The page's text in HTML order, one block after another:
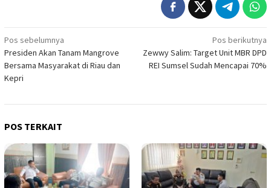
Navigasi
pos
Pos sebelumnya
Presiden Akan Tanam Mangrove
Bersama Masyarakat di Riau dan
Kepri
Pos berikutnya
Zewwy Salim: Target Unit MBR DPD
REI Sumsel Sudah Mencapai 70%
POS TERKAIT